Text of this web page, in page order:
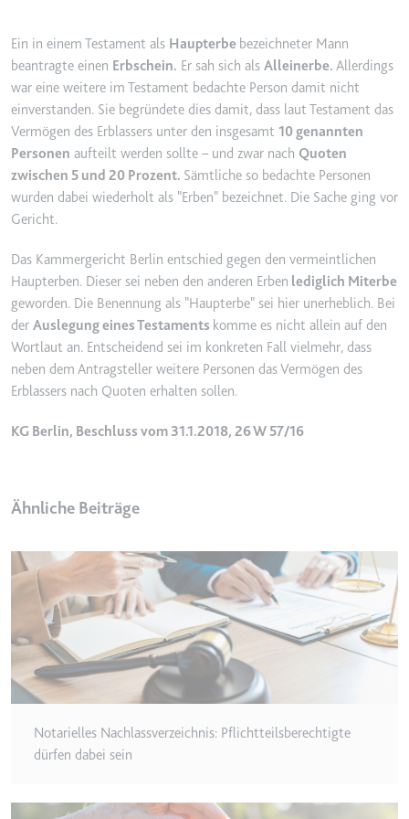
Google Analytics über das Gerät
und das Verhalten des Besuchers
zu senden. Erfasst den Besucher
über Geräte und Marketingkanäle
hinweg.
Ablauf:
2 Jahre
Typ:
HTTP-Cookie
Anbieter:
Zweck:
Wird verwendet, um Daten zu
Google Analytics über das Gerät
und das Verhalten des Besuchers
zu senden. Erfasst den Besucher
über Geräte und Marketingkanäle
hinweg.
Ablauf:
2 Jahre
Wird verwendet, um die Effizienz
der Werbeaktivitäten der Website
zu messen, indem Daten über die
Conversion-Rate der Anzeigen der
Website über mehrere Websites
hinweg gesammelt werden.
Ablauf:
3 Monate
Typ:
HTTP-Cookie
Ablauf:
180 Tage
YSC
Zweck:
Registriert eine eindeutige ID, um
gesehen hat, zu behalten.
Ablauf:
Sitzung
Typ:
HTTP-Cookie
Ein in einem Testament als Haupterbe bezeichneter Mann
beantragte einen Erbschein. Er sah sich als Alleinerbe. Allerdings
war eine weitere im Testament bedachte Person damit nicht
einverstanden. Sie begründete dies damit, dass laut Testament das
Vermögen des Erblassers unter den insgesamt 10 genannten
Personen aufteilt werden sollte – und zwar nach Quoten
zwischen 5 und 20 Prozent. Sämtliche so bedachte Personen
wurden dabei wiederholt als "Erben" bezeichnet. Die Sache ging vor
Gericht.
Das Kammergericht Berlin entschied gegen den vermeintlichen
Haupterben. Dieser sei neben den anderen Erben lediglich Miterbe
geworden. Die Benennung als "Haupterbe" sei hier unerheblich. Bei
der Auslegung eines Testaments komme es nicht allein auf den
Wortlaut an. Entscheidend sei im konkreten Fall vielmehr, dass
neben dem Antragsteller weitere Personen das Vermögen des
Erblassers nach Quoten erhalten sollen.
KG Berlin, Beschluss vom 31.1.2018, 26 W 57/16
Ähnliche Beiträge
Notarielles Nachlassverzeichnis: Pflichtteilsberechtigte
dürfen dabei sein